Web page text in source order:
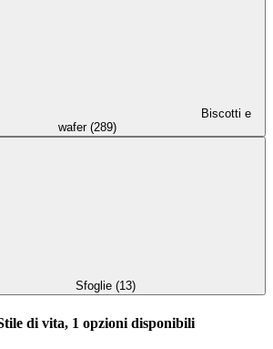
Biscotti e
wafer (289)
Sfoglie (13)
di vita, 1 opzioni disponibili